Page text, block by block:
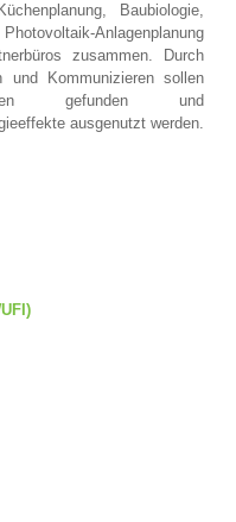
Baubiologie,
Anlagenplanung
zusammen. Durch
und Kommunizieren sollen
gefunden und
ausgenutzt werden.